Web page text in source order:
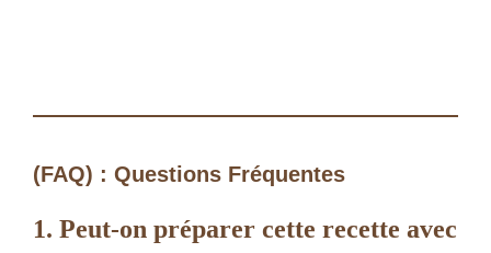
(FAQ) : Questions Fréquentes
1. Peut-on préparer cette recette avec